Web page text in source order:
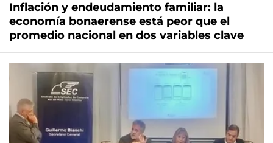
Inflación y endeudamiento familiar: la
economía bonaerense está peor que el
promedio nacional en dos variables clave